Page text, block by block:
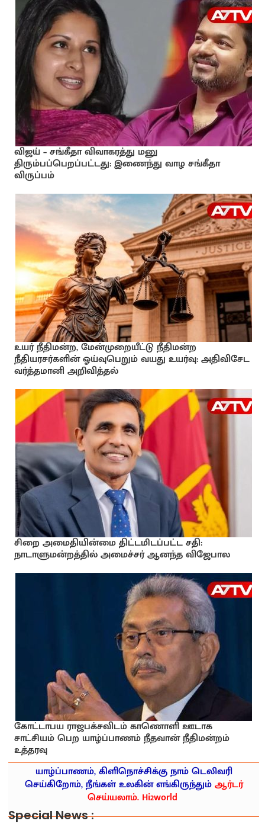
விஜய் – சங்கீதா விவாகரத்து மனு
திரும்பப்பெறப்பட்டது: இணைந்து வாழ சங்கீதா
விருப்பம்
உயர் நீதிமன்ற, மேன்முறையீட்டு நீதிமன்ற
நீதியரசர்களின் ஓய்வுபெறும் வயது உயர்வு: அதிவிசேட
வர்த்தமானி அறிவித்தல்
சிறை அமைதியின்மை திட்டமிடப்பட்ட சதி:
நாடாளுமன்றத்தில் அமைச்சர் ஆனந்த விஜேபால
கோட்டாபய ராஜபக்சவிடம் காணொளி ஊடாக
சாட்சியம் பெற யாழ்ப்பாணம் நீதவான் நீதிமன்றம்
உத்தரவு
யாழ்ப்பாணம், கிளிநொச்சிக்கு நாம் டெலிவரி
செய்கிறோம், நீங்கள் உலகின் எங்கிருந்தும்ஆர்டர்
செய்யலாம். Hi2world
Special News :